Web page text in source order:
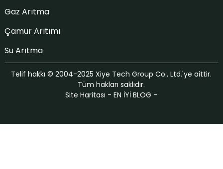
Gaz Arıtma
Çamur Arıtımı
Su Arıtma
Telif hakkı © 2004-2025 Xiye Tech Group Co., Ltd.'ye aittir.
Tüm hakları saklıdır.
Site Haritası -EN İYİ BLOG -